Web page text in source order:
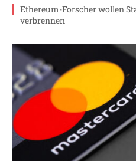
Ethereum-Forscher wollen
verbrennen